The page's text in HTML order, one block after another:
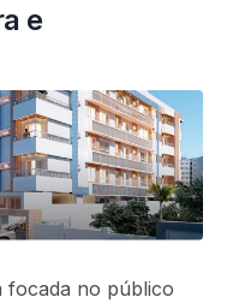
e
focada no público